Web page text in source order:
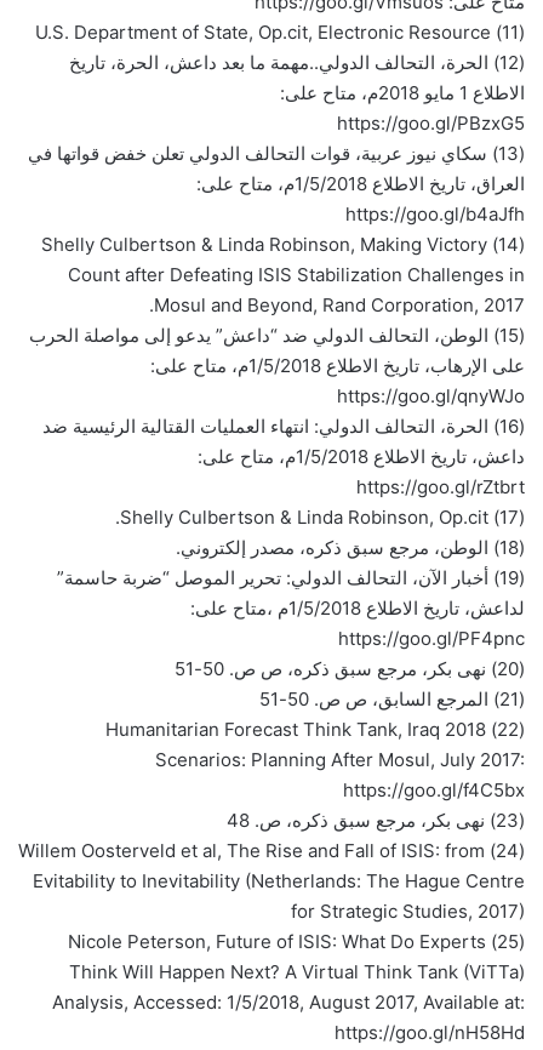
(11) U.S. Department of State, Op.cit, Electronic Resource
(12) الحرة، التحالف الدولي..مهمة ما بعد داعش، الحرة، تاريخ
الاطلاع 1 مايو 2018م، متاح على:
https://goo.gl/PBzxG5
(13) سكاي نيوز عربية، قوات التحالف الدولي تعلن خفض قواتها في
العراق، تاريخ الاطلاع 1/5/2018م، متاح على:
https://goo.gl/b4aJfh
(14) Shelly Culbertson & Linda Robinson, Making Victory
Count after Defeating ISIS Stabilization Challenges in
Mosul and Beyond, Rand Corporation, 2017.
(15) الوطن، التحالف الدولي ضد “داعش” يدعو إلى مواصلة الحرب
على الإرهاب، تاريخ الاطلاع 1/5/2018م، متاح على:
https://goo.gl/qnyWJo
(16) الحرة، التحالف الدولي: انتهاء العمليات القتالية الرئيسية ضد
داعش، تاريخ الاطلاع 1/5/2018م، متاح على:
https://goo.gl/rZtbrt
(17) Shelly Culbertson & Linda Robinson, Op.cit.
(18) الوطن، مرجع سبق ذكره، مصدر إلكتروني.
(19) أخبار الآن، التحالف الدولي: تحرير الموصل “ضربة حاسمة”
لداعش، تاريخ الاطلاع 1/5/2018م ،متاح على:
https://goo.gl/PF4pnc
(20) نهى بكر، مرجع سبق ذكره، ص ص. 50-51
(21) المرجع السابق، ص ص. 50-51
(22) Humanitarian Forecast Think Tank, Iraq 2018
Scenarios: Planning After Mosul, July 2017:
https://goo.gl/f4C5bx
(23) نهى بكر، مرجع سبق ذكره، ص. 48
(24) Willem Oosterveld et al, The Rise and Fall of ISIS: from
Evitability to Inevitability (Netherlands: The Hague Centre
for Strategic Studies, 2017)
(25) Nicole Peterson, Future of ISIS: What Do Experts
Think Will Happen Next? A Virtual Think Tank (ViTTa)
Analysis, Accessed: 1/5/2018, August 2017, Available at:
https://goo.gl/nH58Hd